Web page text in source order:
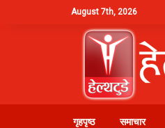
August 7th, 2026
गृहपृष्ठ समाचार